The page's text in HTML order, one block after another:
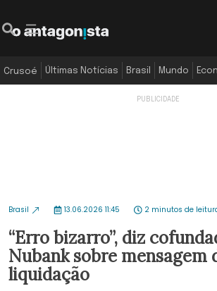
Crusoé Últimas Notícias Brasil Mundo
Brasil 13.06.2026 11:45 2 minutos de
“Erro bizarro”, diz
Nubank sobre mensagem
liquidação